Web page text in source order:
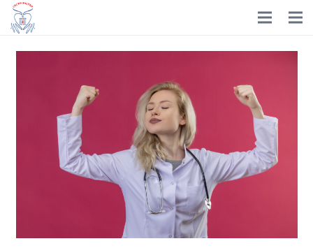
Prijavite se
HOME
Organizacija
Dokumenti
Izdavaštvo